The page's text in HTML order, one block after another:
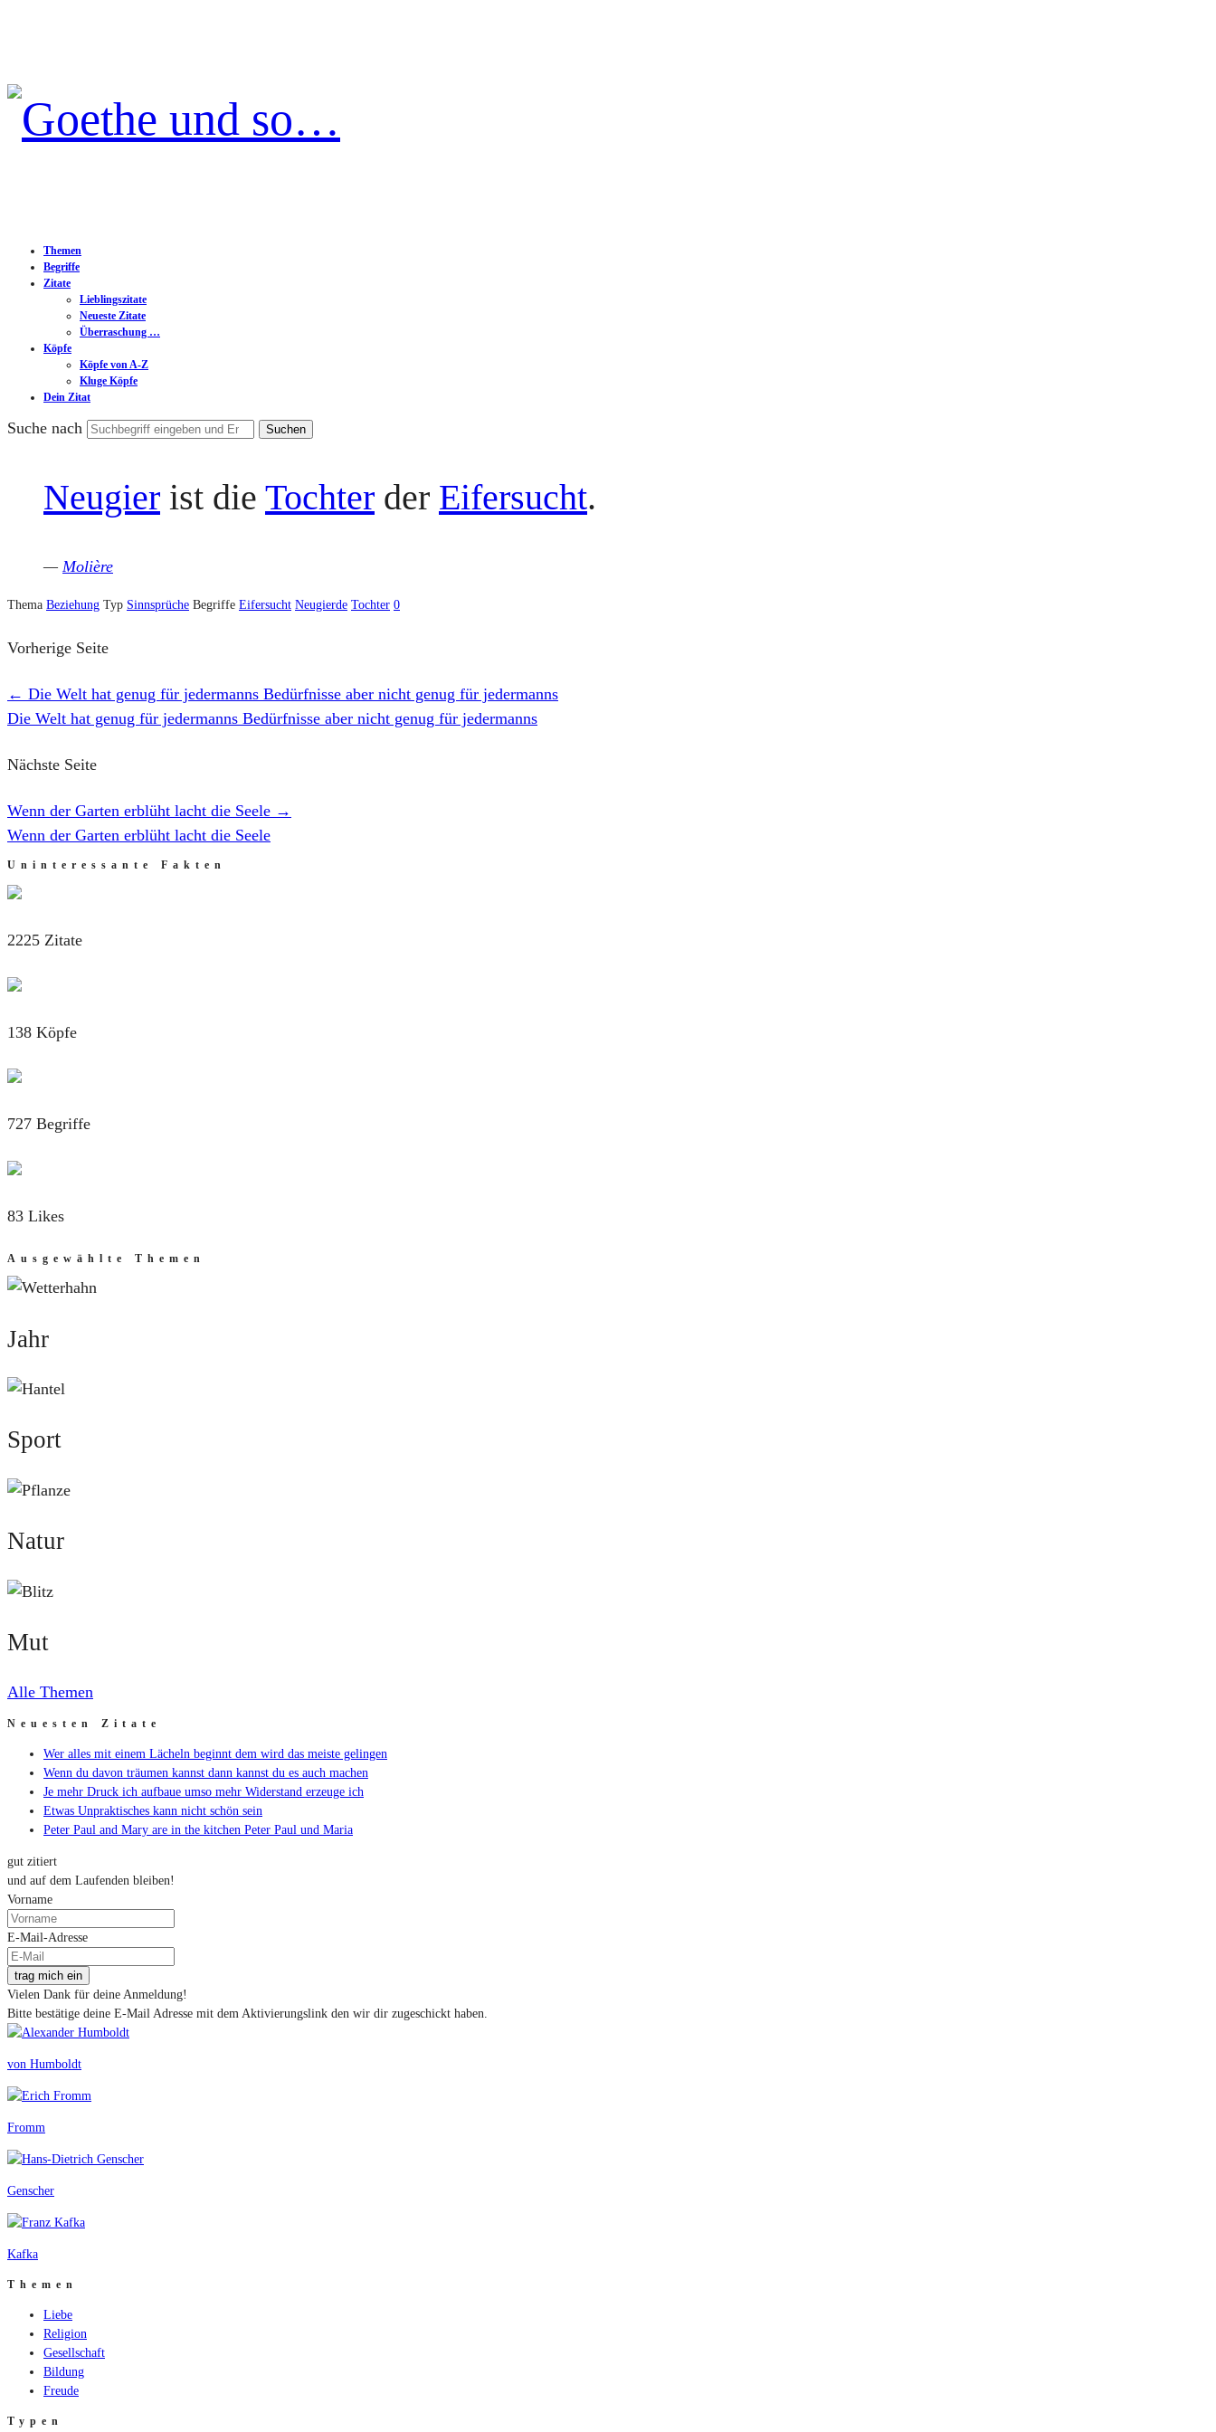
Goethe
so…
Themen
Begriffe
Zitate
Lieblingszitate
Neueste Zitate
Überraschung …
Köpfe
Köpfe von A-Z
Kluge Köpfe
Dein Zitat
Suche nach
Neugier ist die Tochter der Eifersucht.
— Molière
Thema Beziehung Typ Sinnsprüche Begriffe Eifersucht Neugierde Tochter 0
Vorherige Seite
← Die Welt hat genug für jedermanns Bedürfnisse aber nicht genug für jedermanns
Die Welt hat genug für jedermanns Bedürfnisse aber nicht genug für jedermanns
Nächste Seite
Wenn der Garten erblüht lacht die Seele →
Wenn der Garten erblüht lacht die Seele
Uninteressante Fakten
2225 Zitate
138 Köpfe
727 Begriffe
83 Likes
Ausgewählte Themen
Jahr
Jahr
Sport
Sport
Natur
Natur
Mut
Mut
Alle Themen
Neuesten Zitate
Wer alles mit einem Lächeln beginnt dem wird das meiste gelingen
Wenn du davon träumen kannst dann kannst du es auch machen
Je mehr Druck ich aufbaue umso mehr Widerstand erzeuge ich
Etwas Unpraktisches kann nicht schön sein
Peter Paul and Mary are in the kitchen Peter Paul und Maria
gut zitiert
und auf dem Laufenden bleiben!
Vorname
E-Mail-Adresse
trag mich ein
Vielen Dank für deine Anmeldung!
Bitte bestätige deine E-Mail Adresse mit dem Aktivierungslink den wir dir zugeschickt haben.
von Humboldt
Fromm
Genscher
Kafka
Themen
Liebe
Religion
Gesellschaft
Bildung
Freude
Typen